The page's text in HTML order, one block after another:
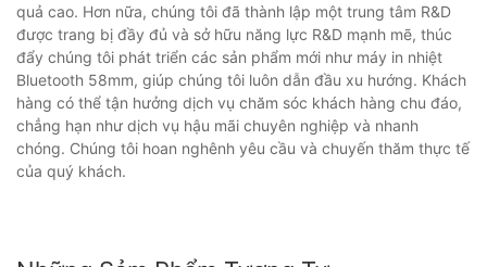
quả cao. Hơn nữa, chúng tôi đã thành lập một trung tâm R&D
được trang bị đầy đủ và sở hữu năng lực R&D mạnh mẽ, thúc
đẩy chúng tôi phát triển các sản phẩm mới như máy in nhiệt
Bluetooth 58mm, giúp chúng tôi luôn dẫn đầu xu hướng. Khách
hàng có thể tận hưởng dịch vụ chăm sóc khách hàng chu đáo,
chẳng hạn như dịch vụ hậu mãi chuyên nghiệp và nhanh
chóng. Chúng tôi hoan nghênh yêu cầu và chuyến thăm thực tế
của quý khách.